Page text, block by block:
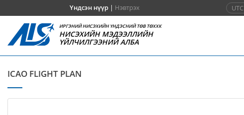
Үндсэн нүүр| Нэвтрэх UTC
ИРГЭНИЙ НИСЭХИЙН ҮНДЭСНИЙ ТӨВ ТӨХХК
НИСЭХИЙН МЭДЭЭЛЛИЙН
ҮЙЛЧИЛГЭЭНИЙ АЛБА
ICAO FLIGHT PLAN